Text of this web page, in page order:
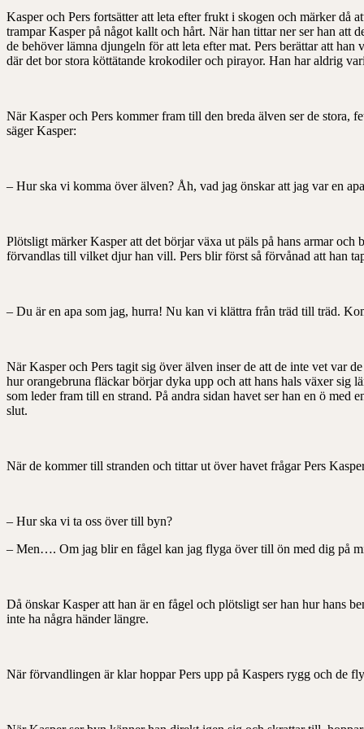
Kasper och Pers fortsätter att leta efter frukt i skogen och märker
trampar Kasper på något kallt och hårt. När han tittar ner ser han att
de behöver lämna djungeln för att leta efter mat. Pers berättar att
där det bor stora köttätande krokodiler och pirayor. Han har aldrig
När Kasper och Pers kommer fram till den breda älven ser de stora,
säger Kasper:
– Hur ska vi komma över älven? Åh, vad jag önskar att jag var en
Plötsligt märker Kasper att det börjar växa ut päls på hans armar
förvandlas till vilket djur han vill. Pers blir först så förvånad att han
– Du är en apa som jag, hurra! Nu kan vi klättra från träd till träd.
När Kasper och Pers tagit sig över älven inser de att de inte vet var
hur orangebruna fläckar börjar dyka upp och att hans hals växer sig
som leder fram till en strand. På andra sidan havet ser han en ö med
slut.
När de kommer till stranden och tittar ut över havet frågar Pers
– Hur ska vi ta oss över till byn?
– Men…. Om jag blir en fågel kan jag flyga över till ön med dig på
Då önskar Kasper att han är en fågel och plötsligt ser han hur hans
inte ha några händer längre.
När förvandlingen är klar hoppar Pers upp på Kaspers rygg och de